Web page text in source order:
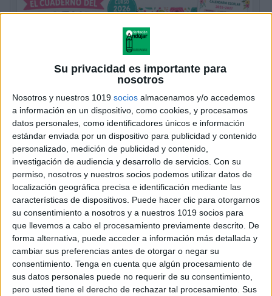
Su privacidad es importante para
nosotros
Nosotros y nuestros 1019 socios almacenamos y/o accedemos
a información en un dispositivo, como cookies, y procesamos
datos personales, como identificadores únicos e información
estándar enviada por un dispositivo para publicidad y contenido
personalizado, medición de publicidad y contenido,
investigación de audiencia y desarrollo de servicios. Con su
permiso, nosotros y nuestros socios podemos utilizar datos de
localización geográfica precisa e identificación mediante las
características de dispositivos. Puede hacer clic para otorgarnos
su consentimiento a nosotros y a nuestros 1019 socios para
que llevemos a cabo el procesamiento previamente descrito. De
forma alternativa, puede acceder a información más detallada y
cambiar sus preferencias antes de otorgar o negar su
consentimiento. Tenga en cuenta que algún procesamiento de
sus datos personales puede no requerir de su consentimiento,
pero usted tiene el derecho de rechazar tal procesamiento. Sus
¡EL CUADERNO DEL DOCENTE que
estabas esperando… y GRATIS!
Publicado el 9 julio, 2026
Organizar un curso escolar completo requiere tiempo,
planificación y muchas herramientas. Por eso, hoy
compartimos un recurso especialmente práctico y
bonito: “El cuaderno del docente GRATIS que estabas
esperando…”, un […]